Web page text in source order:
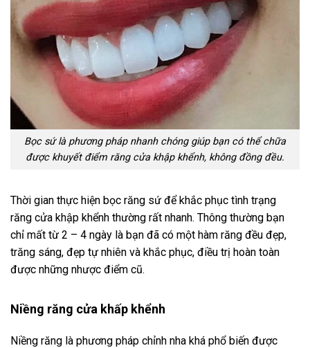
Bọc sứ là phương pháp nhanh chóng giúp bạn có thể chữa
được khuyết điểm răng cửa khập khểnh, không đồng đều.
Thời gian thực hiện bọc răng sứ để khắc phục tình trạng
răng cửa khập khểnh thường rất nhanh. Thông thường bạn
chỉ mất từ 2 – 4 ngày là bạn đã có một hàm răng đều đẹp,
trăng sáng, đẹp tự nhiên và khắc phục, điều trị hoàn toàn
được những nhược điểm cũ.
Niềng răng cửa khấp khểnh
Niềng răng là phương pháp chỉnh nha khá phổ biến được